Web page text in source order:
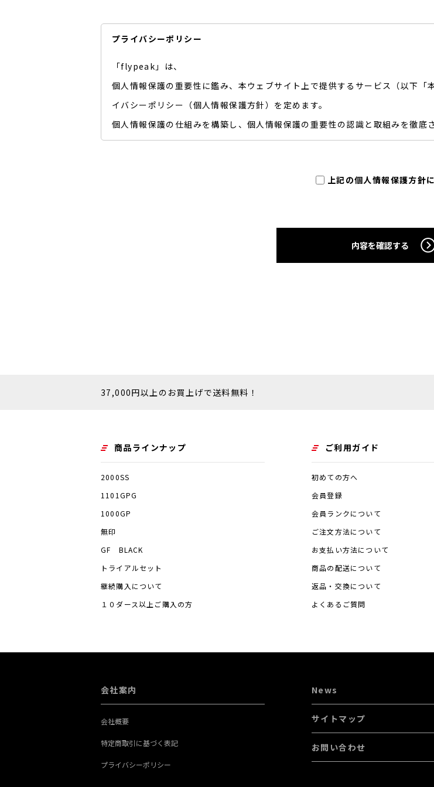
プライバシーポリシー
「flypeak」は、
個人情報保護の重要性に鑑み、本ウェブサイト上で提供するサービス（以下「
イバシーポリシー（個人情報保護方針）を定めます。
個人情報保護の仕組みを構築し、個人情報保護の重要性の認識と取組みを徹底
品、閲覧したページや広告の履歴、検索キーワード、利用日時、利用方法
ッキー情報、位置情報、端末の個体識別情報などを指します。
ド、利用日時、利用方法、利用環境（携帯端末を通じてご利用の場合の当
本サービスにおいて、個人情報を取得・利用する目的は以下のとおりです。
お客様ご自身の登録情報や利用状況の閲覧・修正を行っていただくために
たサービスや購入された商品、およびそれらの代金などに関する情報を表示
お客様へのお知らせや商品の送付、必要に応じてご連絡を行うため、氏名
本人確認を行うために、氏名、生年月日、住所、電話番号、銀行口座番号
便の到達結果などの情報を利用する目的
商品代金のご請求のため、購入された商品名や数量、利用されたサービス
など（提携先が提供するものも含む）に転送する目的
ービスを利用しようとするお客様のご利用をお断りするために、利用態様
お客様からのお問い合わせに対応するために、お問い合わせ内容や代金の
にあたって必要となる情報や、お客様のサービス利用状況、連絡先情報など
上記の利用目的に付随する目的
上記の個人情報保護方針
内容を確認する
37,000円以上のお買上げで送料無料！
商品ラインナップ
2000SS
1101GPG
1000GP
無印
GF BLACK
トライアルセット
継続購入について
１０ダース以上ご購入の方
ご利用ガイド
初めての方へ
会員登録
会員ランクについて
ご注文方法について
お支払い方法について
商品の配送について
返品・交換について
よくあるご質問
会社案内
会社概要
特定商取引に基づく表記
プライバシーポリシー
News
サイトマップ
お問い合わせ